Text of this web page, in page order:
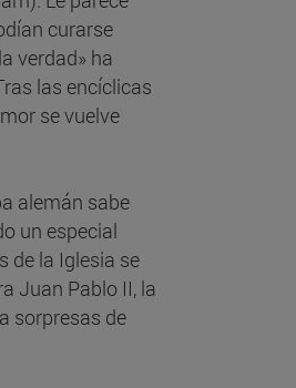
curarse
verdad» ha
las encíclicas
se vuelve
alemán sabe
un especial
de la Iglesia se
Juan Pablo II, la
sorpresas de